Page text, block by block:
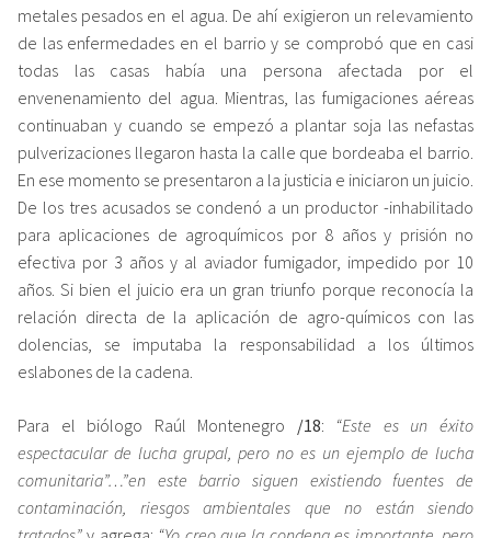
metales pesados en el agua. De ahí exigieron un relevamiento
de las enfermedades en el barrio y se comprobó que en casi
todas las casas había una persona afectada por el
envenenamiento del agua. Mientras, las fumigaciones aéreas
continuaban y cuando se empezó a plantar soja las nefastas
pulverizaciones llegaron hasta la calle que bordeaba el barrio.
En ese momento se presentaron a la justicia e iniciaron un juicio.
De los tres acusados se condenó a un productor -inhabilitado
para aplicaciones de agroquímicos por 8 años y prisión no
efectiva por 3 años y al aviador fumigador, impedido por 10
años. Si bien el juicio era un gran triunfo porque reconocía la
relación directa de la aplicación de agro-químicos con las
dolencias, se imputaba la responsabilidad a los últimos
eslabones de la cadena.
Para el biólogo Raúl Montenegro /18: “Este es un éxito
espectacular de lucha grupal, pero no es un ejemplo de lucha
comunitaria”…”en este barrio siguen existiendo fuentes de
contaminación, riesgos ambientales que no están siendo